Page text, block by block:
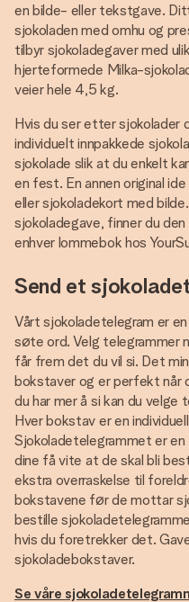
en bilde- eller tekstgave.
sjokoladen med omhu og
tilbyr sjokoladegaver med
hjerteformede Milka-
veier hele 4,5 kg.
Hvis du ser etter sjokolader
individuelt innpakkede
sjokolade slik at du enkelt
en fest. En annen original
eller sjokoladekort med
sjokoladegave, finner du
enhver lommebok hos
Send et
Vårt sjokoladetelegram er
søte ord. Velg telegrammer
får frem det du vil si. Det
bokstaver og er perfekt når
du har mer å si kan du
Hver bokstav er en
Sjokoladetelegrammet er
dine få vite at de skal bli
ekstra overraskelse til
bokstavene før de mottar
bestille
hvis du foretrekker det.
sjokoladebokstaver.
Se våre